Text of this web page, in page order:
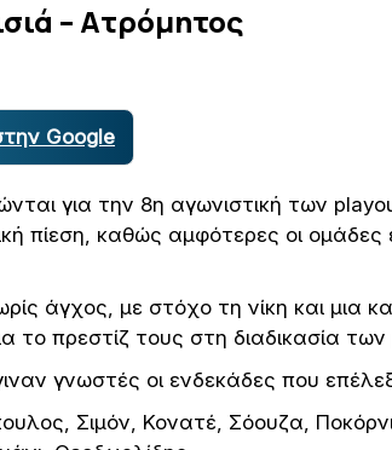
– Ατρόμητος
Google
για την 8η αγωνιστική των
πίεση, καθώς αμφότερες οι
άγχος, με στόχο τη νίκη και μια
το πρεστίζ τους στη διαδικασία
γνωστές οι ενδεκάδες που
Σιμόν, Κονατέ, Σόουζα,